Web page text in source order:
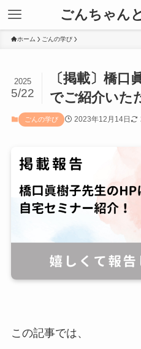
ごんちゃん
ホーム ごんの学び
〔掲載〕橋口
でご紹介いた
2025
5/22
ごんの学び 2023年12月14日
この記事では、